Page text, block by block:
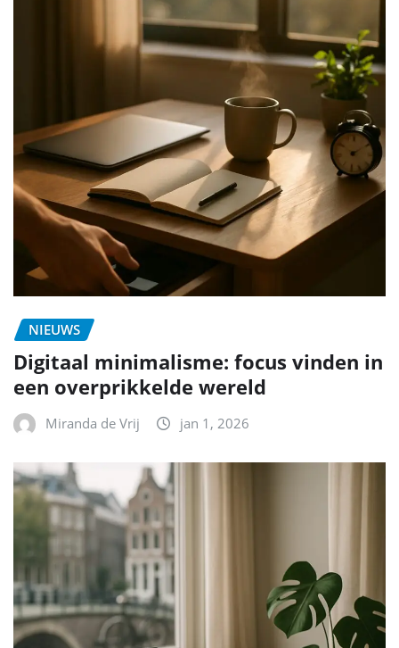
NIEUWS
Digitaal minimalisme: focus vinden in
een overprikkelde wereld
Miranda de Vrij jan 1, 2026